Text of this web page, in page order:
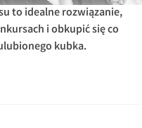
to idealne rozwiązanie,
i obkupić się co
kubka.